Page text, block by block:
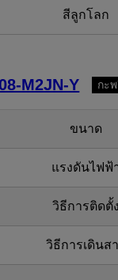
สีลูกโลก
M2JN-Y กะ
ขนาด
แรงดันไฟฟ้
วิธีการติดตั้ง
วิธีการเดินส